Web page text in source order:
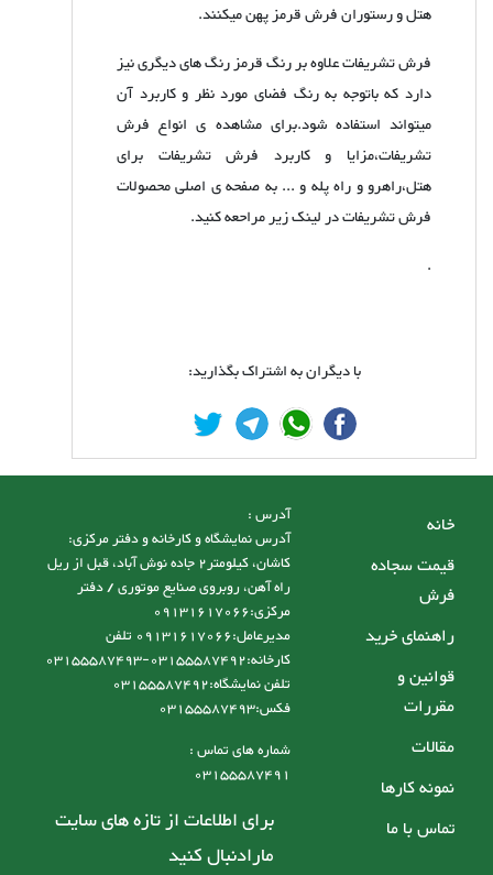
هتل و رستوران فرش قرمز پهن میکنند.
فرش تشریفات علاوه بر رنگ قرمز رنگ های دیگری نیز
دارد که باتوجه به رنگ فضای مورد نظر و کاربرد آن
میتواند استفاده شود.برای مشاهده ی انواع فرش
تشریفات،مزایا و کاربرد فرش تشریفات برای
هتل،راهرو و راه پله و ... به صفحه ی اصلی محصولات
فرش تشریفات در لینک زیر مراحعه کنید.
.
با دیگران به اشتراک بگذارید:
خانه
قیمت سجاده
فرش
راهنمای خرید
قوانین و
مقررات
مقالات
نمونه کارها
تماس با ما
آدرس :
آدرس نمایشگاه و کارخانه و دفتر مرکزی:
کاشان، کیلومتر2 جاده نوش آباد، قبل از ریل
راه آهن، روبروی صنایع موتوری / دفتر
مرکزی:09131617066
مدیرعامل:09131617066 تلفن
کارخانه:03155587492-03155587493
تلفن نمایشگاه:03155587492
فکس:03155587493
شماره های تماس :
03155587491
برای اطلاعات از تازه های سایت
مارادنبال کنید